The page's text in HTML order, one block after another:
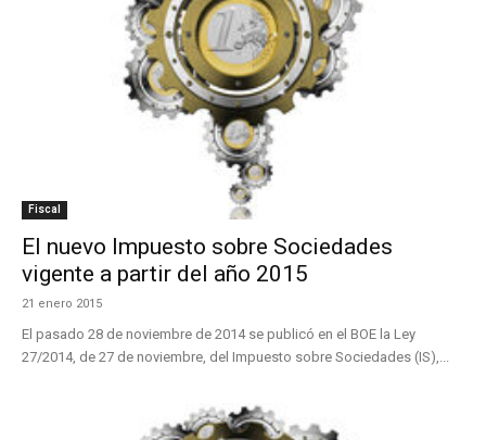
Fiscal
El nuevo Impuesto sobre Sociedades
vigente a partir del año 2015
21 enero 2015
El pasado 28 de noviembre de 2014 se publicó en el BOE la Ley
27/2014, de 27 de noviembre, del Impuesto sobre Sociedades (IS),...